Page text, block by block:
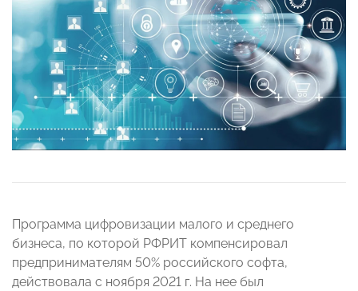
Программа цифровизации малого и среднего
бизнеса, по которой РФРИТ компенсировал
предпринимателям 50% российского софта,
действовала с ноября 2021 г. На нее был